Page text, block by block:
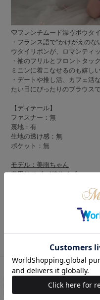
♡フレンチムード漂うボウタ
・フランス語で“かけがえの
ウタイリボンが、ロマンティ
・袖のフリルとフロントタッ
ミニンに着こなせるのも嬉し
・デートや推し活、カフェ活
たい日にぴったりのブラウス
【ディテール】
ファスナー：無
裏地：有
生地の透け感：無
ポケット：無
モデル：美雨ちゃん
着用サイズ：XSサイズ
モデル：虹羽 みにちゃん
コーデ商品